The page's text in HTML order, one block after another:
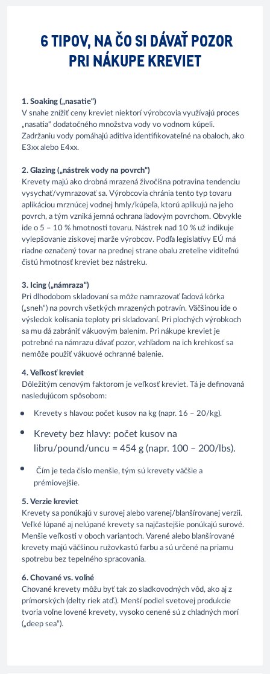
6 TIPOV, NA ČO SI DÁVAŤ POZOR
PRI NÁKUPE KREVIET
1. Soaking („nasatie“)
V snahe znížiť ceny kreviet niektorí výrobcovia využívajú proces
„nasatia“ dodatočného množstva vody vo vodnom kúpeli.
Zadržaniu vody pomáhajú aditíva identifikovateľné na obaloch, ako
E3xx alebo E4xx.
2. Glazing („nástrek vody na povrch“)
Krevety majú ako drobná mrazená živočíšna potravina tendenciu
vysychať/vymrazovať sa. Výrobcovia chránia tento typ tovaru
aplikáciou mrznúcej vodnej hmly/kúpeľa, ktorú aplikujú na jeho
povrch, a tým vzniká jemná ochrana ľadovým povrchom. Obvykle
ide o 5 – 10 % hmotnosti tovaru. Nástrek nad 10 % už indikuje
vylepšovanie ziskovej marže výrobcov. Podľa legislatívy EÚ má
riadne označený tovar na prednej strane obalu zreteľne viditeľnú
čistú hmotnosť kreviet bez nástreku.
3. Icing („námraza“)
Pri dlhodobom skladovaní sa môže namrazovať ľadová kôrka
(„sneh“) na povrch všetkých mrazených potravín. Väčšinou ide o
výsledok kolísania teploty pri skladovaní. Pri plochých výrobkoch
sa mu dá zabrániť vákuovým balením. Pri nákupe kreviet je
potrebné na námrazu dávať pozor, vzhľadom na ich krehkosť sa
nemôže použiť vákuové ochranné balenie.
4. Veľkosť kreviet
Dôležitým cenovým faktorom je veľkosť kreviet. Tá je definovaná
nasledujúcom spôsobom:
Krevety s hlavou: počet kusov na kg (napr. 16 – 20/kg).
Krevety bez hlavy: počet kusov na
libru/pound/uncu = 454 g (napr. 100 – 200/lbs).
Čím je teda číslo menšie, tým sú krevety väčšie a
prémiovejšie.
5. Verzie kreviet
Krevety sa ponúkajú v surovej alebo varenej/blanšírovanej verzii.
Veľké lúpané aj nelúpané krevety sa najčastejšie ponúkajú surové.
Menšie veľkosti v oboch variantoch. Varené alebo blanšírované
krevety majú väčšinou ružovkastú farbu a sú určené na priamu
spotrebu bez tepelného spracovania.
6. Chované vs. voľné
Chované krevety môžu byť tak zo sladkovodných vôd, ako aj z
prímorských (delty riek atď.). Menší podiel svetovej produkcie
tvoria voľne lovené krevety, vysoko cenené sú z chladných morí
(„deep sea“).